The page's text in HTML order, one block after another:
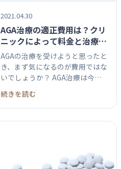
2021.04.30
AGA治療の適正費用は？クリ
ニックによって料金と治療の
流れは変わる？
AGAの治療を受けようと思ったと
き、まず気になるのが費用ではな
いでしょうか？ AGA治療は今の
と...
続きを読む